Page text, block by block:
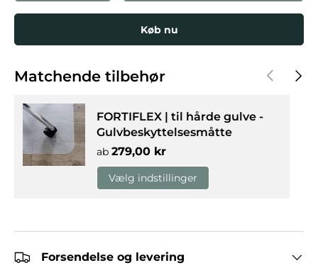
Køb nu
Matchende tilbehør Forrige
FORTIFLEX | til hårde gulve -
Gulvbeskyttelsesmåtte
ab Normalpris
279,00 kr
Vælg indstillinger
Forsendelse og levering